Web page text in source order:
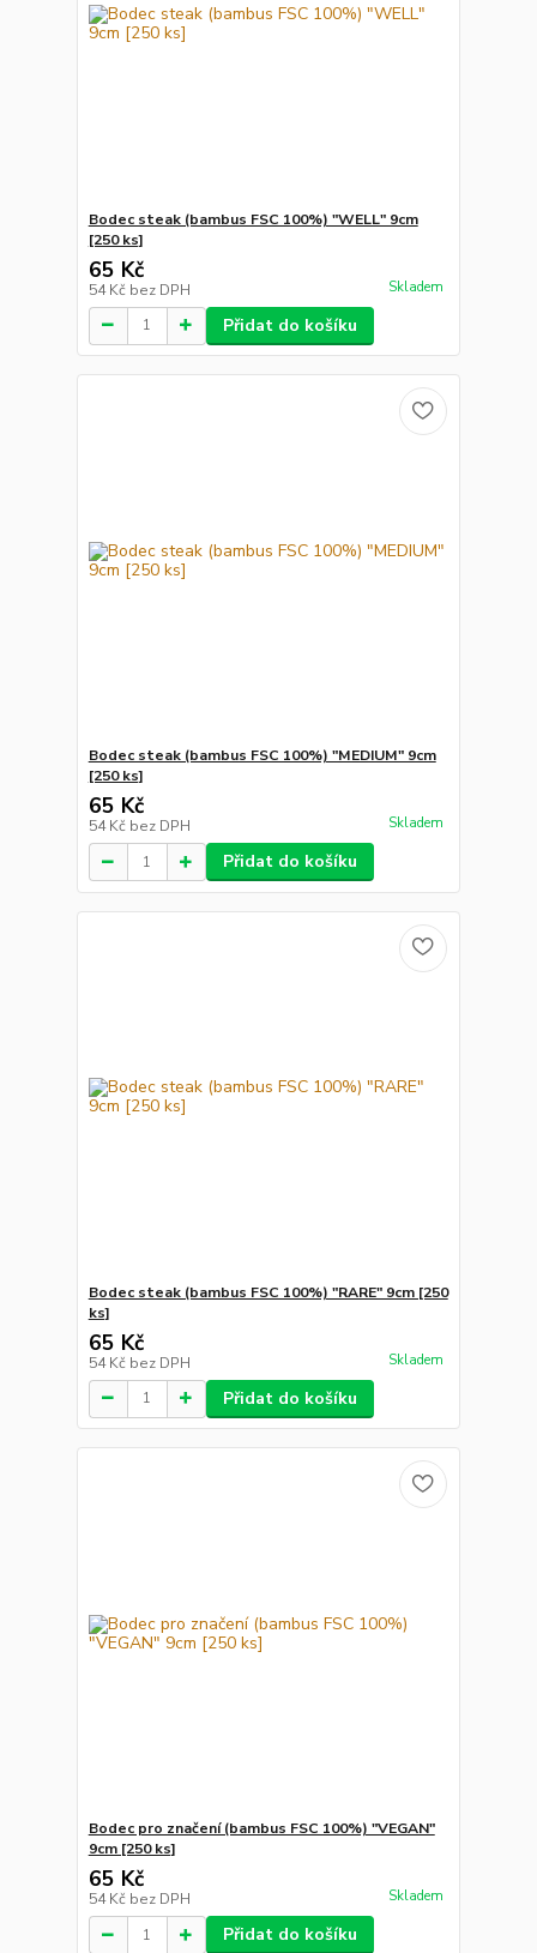
Bodec steak (bambus FSC 100%) "WELL" 9cm
[250 ks]
65 Kč
54 Kč bez DPH Skladem
Přidat do košíku
Bodec steak (bambus FSC 100%) "MEDIUM" 9cm
[250 ks]
65 Kč
54 Kč bez DPH Skladem
Přidat do košíku
Bodec steak (bambus FSC 100%) "RARE" 9cm [250
ks]
65 Kč
54 Kč bez DPH Skladem
Přidat do košíku
Bodec pro značení (bambus FSC 100%) "VEGAN"
9cm [250 ks]
65 Kč
54 Kč bez DPH Skladem
Přidat do košíku